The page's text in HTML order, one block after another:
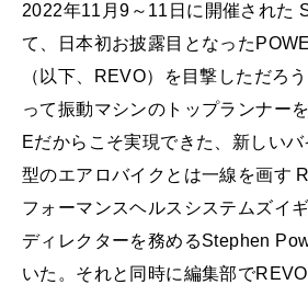
2022年11月9～11日に開催された
て、日本初お披露目となった
（以下、REVO）を目撃しただろ
って振動マシンのトップランナー
Eだからこそ実現できた、新しい
型のエアロバイクとは一線を画す
フォーマンスヘルスシステムズイ
ディレクターを務めるStephen
いた。それと同時に編集部で